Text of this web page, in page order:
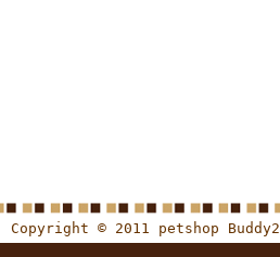
Copyright © 2011 petshop Buddy2